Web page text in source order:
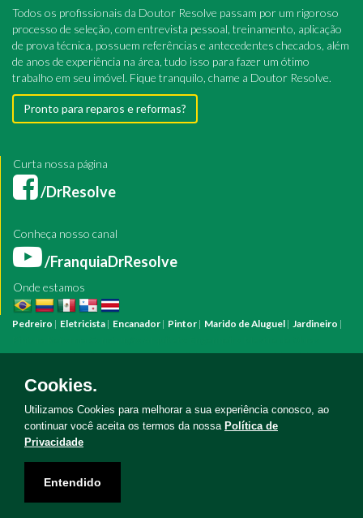
Todos os profissionais da Doutor Resolve passam por um rigoroso
processo de seleção, com entrevista pessoal, treinamento, aplicação
de prova técnica, possuem referências e antecedentes checados, além
de anos de experiência na área, tudo isso para fazer um ótimo
trabalho em seu imóvel. Fique tranquilo, chame a Doutor Resolve.
Pronto para reparos e reformas?
Curta nossa página
/DrResolve
Conheça nosso canal
/FranquiaDrResolve
Onde estamos
Pedreiro | Eletricista | Encanador | Pintor | Marido de Aluguel | Jardineiro |
Bombeiro HidráulicoManutenção PredialManutenção Residencial
ReformaServiço Eletricista
HidráulicaServiço PedreiroServiço Construção
Cookies.
Utilizamos Cookies para melhorar a sua experiência conosco, ao
continuar você aceita os termos da nossa Política de
Privacidade
Entendido